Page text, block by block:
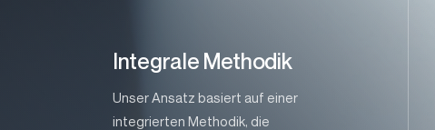
Integrale Methodik
Unser Ansatz basiert auf einer
integrierten Methodik, die